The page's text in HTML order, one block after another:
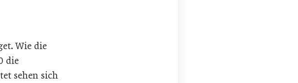
Wie die
die
sehen sich